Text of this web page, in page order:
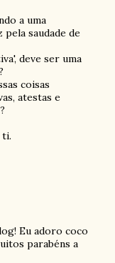
a uma
saudade de
deve ser uma
coisas
atestas e
ti.
Eu adoro coco
parabéns a